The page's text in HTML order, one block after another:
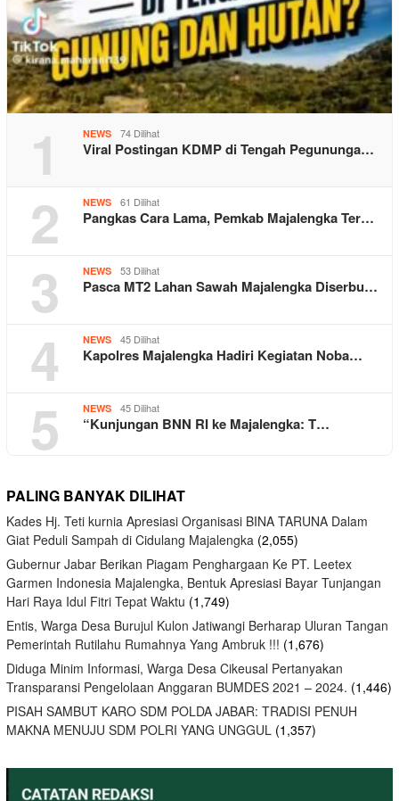
1 NEWS 74 Dilihat
Viral Postingan KDMP di Tengah Pegununga…
2 NEWS 61 Dilihat
Pangkas Cara Lama, Pemkab Majalengka Ter…
3 NEWS 53 Dilihat
Pasca MT2 Lahan Sawah Majalengka Diserbu…
4 NEWS 45 Dilihat
Kapolres Majalengka Hadiri Kegiatan Noba…
5 NEWS 45 Dilihat
“Kunjungan BNN RI ke Majalengka: T…
PALING BANYAK DILIHAT
Kades Hj. Teti kurnia Apresiasi Organisasi BINA TARUNA Dalam
Giat Peduli Sampah di Cidulang Majalengka (2,055)
Gubernur Jabar Berikan Piagam Penghargaan Ke PT. Leetex
Garmen Indonesia Majalengka, Bentuk Apresiasi Bayar Tunjangan
Hari Raya Idul Fitri Tepat Waktu (1,749)
Entis, Warga Desa Burujul Kulon Jatiwangi Berharap Uluran Tangan
Pemerintah Rutilahu Rumahnya Yang Ambruk !!! (1,676)
Diduga Minim Informasi, Warga Desa Cikeusal Pertanyakan
Transparansi Pengelolaan Anggaran BUMDES 2021 – 2024. (1,446)
PISAH SAMBUT KARO SDM POLDA JABAR: TRADISI PENUH
MAKNA MENUJU SDM POLRI YANG UNGGUL (1,357)